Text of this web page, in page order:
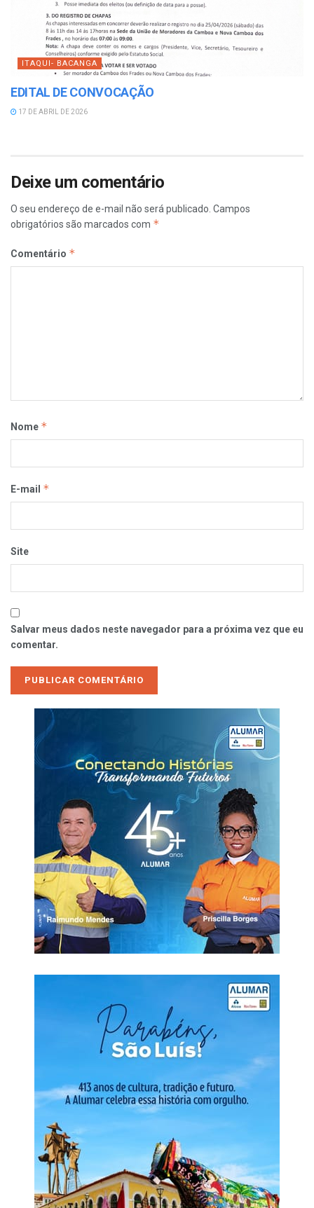
ITAQUI- BACANGA
EDITAL DE CONVOCAÇÃO
17 DE ABRIL DE 2026
Deixe um comentário
O seu endereço de e-mail não será publicado. Campos
obrigatórios são marcados com *
Comentário *
Nome *
E-mail *
Site
Salvar meus dados neste navegador para a próxima vez que eu
comentar.